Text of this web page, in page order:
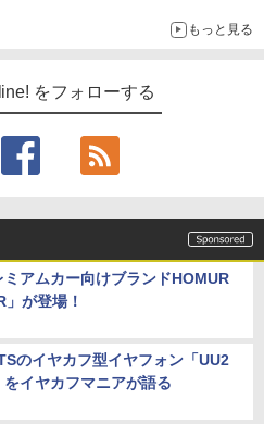
もっと見る
をフォローする
ミアムカー向けブランドHOMUR
が登場！
のイヤカフ型イヤフォン「UU2
をイヤカフマニアが語る